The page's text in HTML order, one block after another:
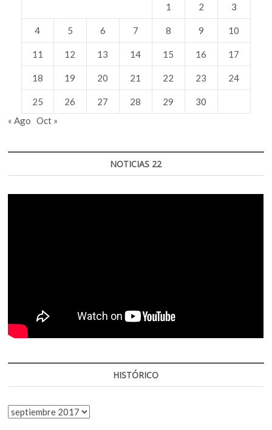
1 2 3
4 5 6 7 8 9 10
11 12 13 14 15 16 17
18 19 20 21 22 23 24
25 26 27 28 29
30
« Ago Oct »
NOTICIAS 22
HISTÓRICO
HISTÓRICO